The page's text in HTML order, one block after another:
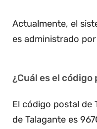
Actualmente, el
es administrado
¿Cuál es el
El código postal de
de Talagante es